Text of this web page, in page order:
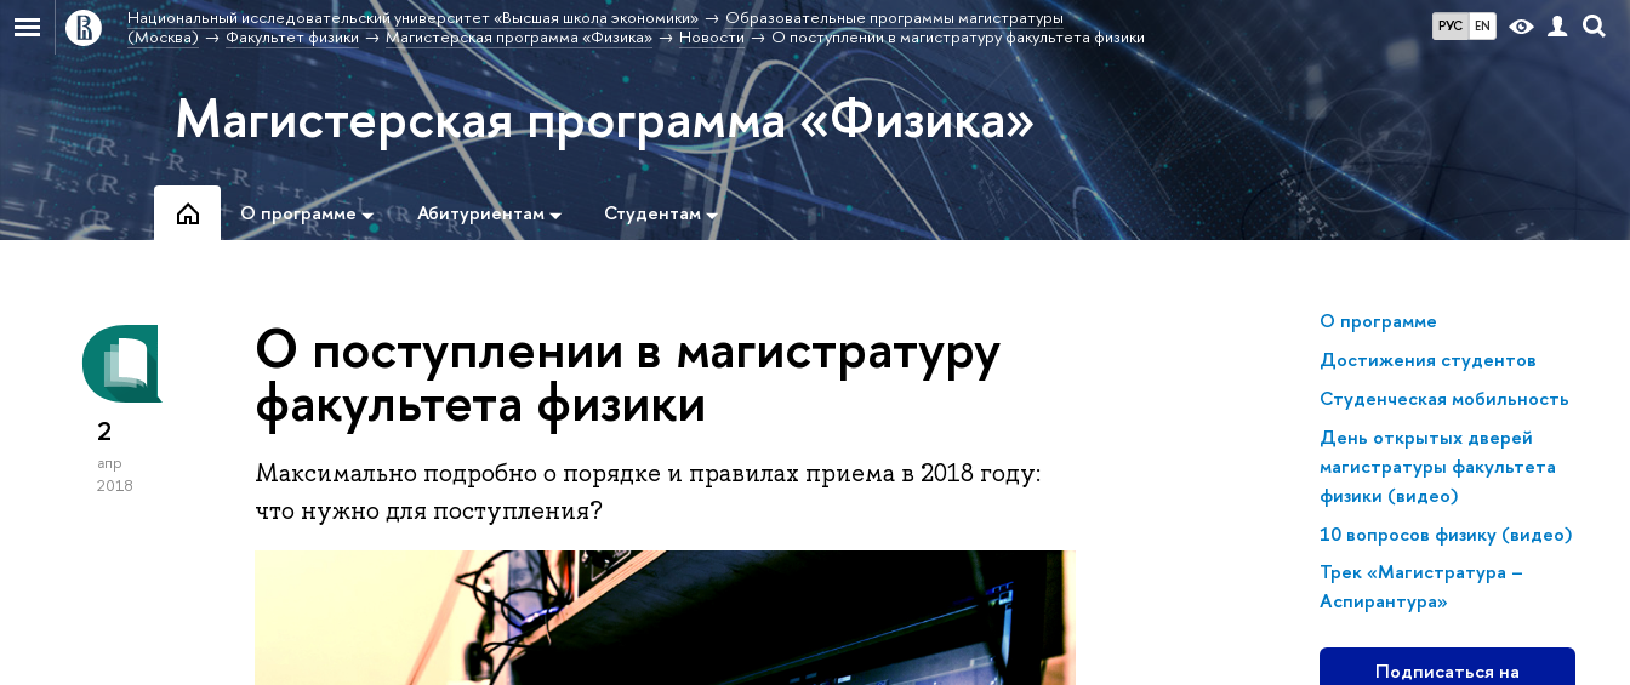
РУС EN
Национальный исследовательский университет «Высшая школа экономики»
Образовательные программы магистратуры
(Москва)
Факультет физики Магистерская программа «Физика» Новости О поступлении в магистратуру факультета физики
Магистерская программа «Физика»
О программе Абитуриентам Студентам
О программе
Достижения студентов
Студенческая мобильность
День открытых дверей
магистратуры факультета
физики (видео)
10 вопросов физику (видео)
Трек «Магистратура –
Аспирантура»
Подписаться на
2
апр
2018
О поступлении в магистратуру
факультета физики
Максимально подробно о порядке и правилах приема в 2018 году:
что нужно для поступления?